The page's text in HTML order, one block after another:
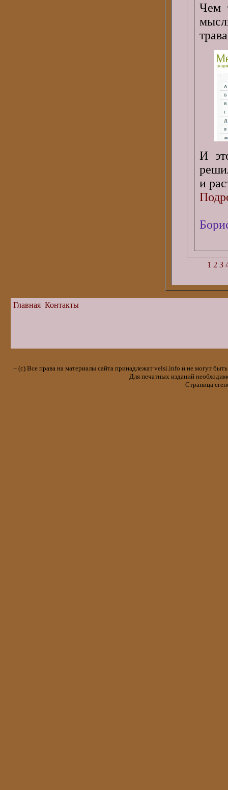
Чем
И
и
1 2 3
Главная Контакты
+ (с) Все права на материалы сайта принадлежат velsi.info и не могут
Для печатных изданий
Страница